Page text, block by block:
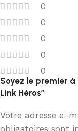
0
0
0
0
0
Soyez le premier
Link Héros”
Votre adresse e-
obligatoires sont